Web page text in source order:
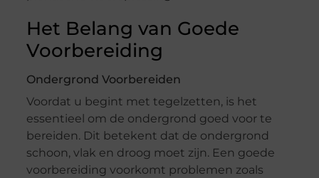
Het Belang van Goede
Voorbereiding
Ondergrond Voorbereiden
Voordat u begint met tegelzetten, is het
essentieel om de ondergrond goed voor te
bereiden. Dit betekent dat de ondergrond
schoon, vlak en droog moet zijn. Een goede
voorbereiding voorkomt problemen zoals